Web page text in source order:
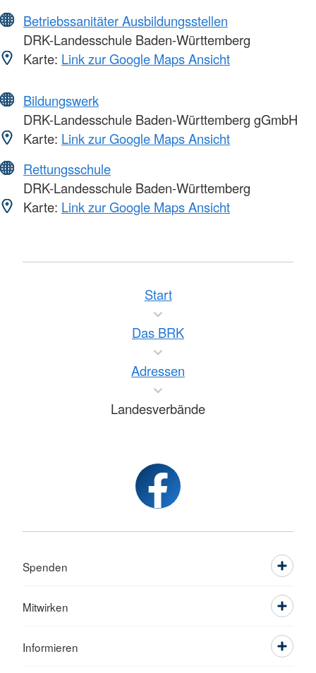
Betriebssanitäter Ausbildungsstellen
DRK-Landesschule Baden-Württemberg
Karte: Link zur Google Maps Ansicht
Bildungswerk
DRK-Landesschule Baden-Württemberg gGmbH
Karte: Link zur Google Maps Ansicht
Rettungsschule
DRK-Landesschule Baden-Württemberg
Karte: Link zur Google Maps Ansicht
Start
Das BRK
Adressen
Landesverbände
Spenden
Mitwirken
Informieren